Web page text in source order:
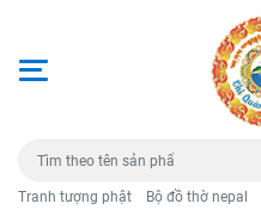
Tranh tượng phật Bộ đồ thờ nepal